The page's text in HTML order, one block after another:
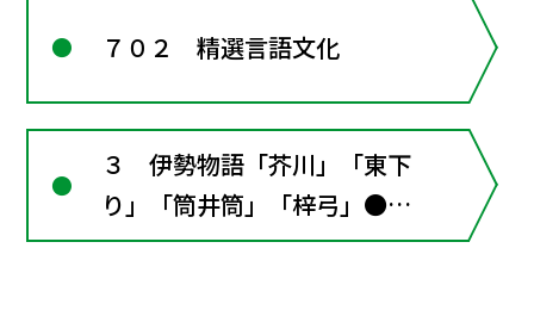
の解釈 「東下り」
〔言語活動〕『伊勢物語』と
『大和物語を読み比べる
「梓弓」
〔言語活動〕和歌を自分の言
７０２ 精選言語文化
３ 伊勢物語「芥川」「東下
り」「筒井筒」「梓弓」●古
文学習のしるべ４･･･和歌の